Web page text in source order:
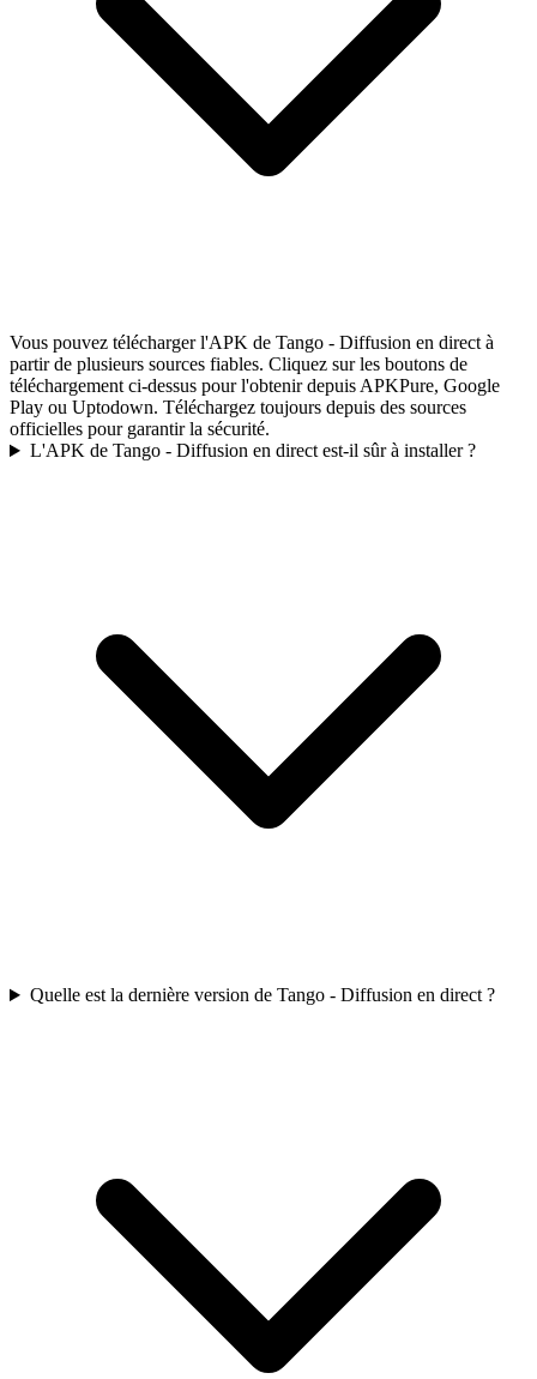
Vous pouvez télécharger l'APK de Tango - Diffusion en direct à
partir de plusieurs sources fiables. Cliquez sur les boutons de
téléchargement ci-dessus pour l'obtenir depuis APKPure, Google
Play ou Uptodown. Téléchargez toujours depuis des sources
officielles pour garantir la sécurité.
L'APK de Tango - Diffusion en direct est-il sûr à installer ?
Quelle est la dernière version de Tango - Diffusion en direct ?